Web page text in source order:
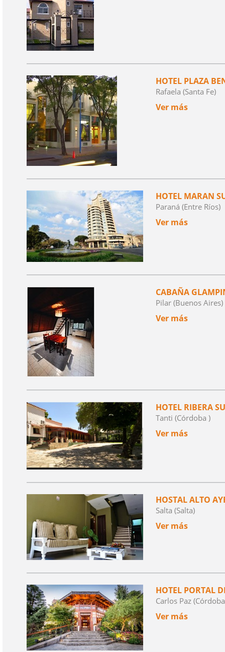
HOTEL PLAZA
Rafaela (Santa Fe)
Ver más
HOTEL MARAN
Paraná (Entre Ríos)
Ver más
CABAÑA
Pilar (Buenos Aires)
Ver más
HOTEL RIBERA
Tanti (Córdoba )
Ver más
HOSTAL ALTO
Salta (Salta)
Ver más
HOTEL PORTAL
Carlos Paz
Ver más